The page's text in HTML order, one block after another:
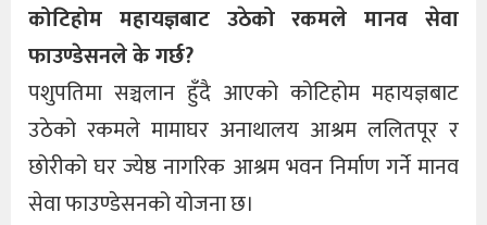
कोटिहोम महायज्ञबाट उठेको रकमले मानव सेवा
फाउण्डेसनले के गर्छ?
पशुपतिमा सञ्चलान हुँदै आएको कोटिहोम महायज्ञबाट
उठेको रकमले मामाघर अनाथालय आश्रम ललितपूर र
छोरीको घर ज्येष्ठ नागरिक आश्रम भवन निर्माण गर्ने मानव
सेवा फाउण्डेसनको योजना छ।